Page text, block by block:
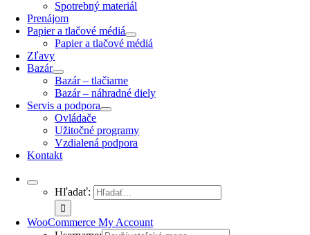
Spotrebný materiál
Prenájom
Papier a tlačové médiá
Papier a tlačové médiá
Zľavy
Bazár
Bazár – tlačiarne
Bazár – náhradné diely
Servis a podpora
Ovládače
Užitočné programy
Vzdialená podpora
Kontakt
Hľadať:
WooCommerce My Account